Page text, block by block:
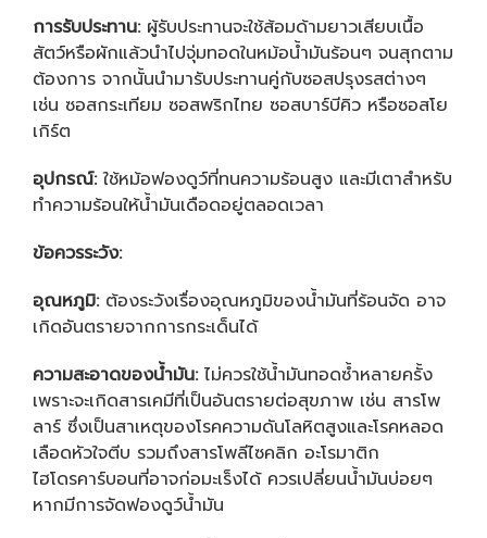
การรับประทาน:ผู้รับประทานจะใช้ส้อมด้ามยาวเสียบเนื้อ
สัตว์หรือผักแล้วนำไปจุ่มทอดในหม้อน้ำมันร้อนๆ จนสุกตาม
ต้องการ จากนั้นนำมารับประทานคู่กับซอสปรุงรสต่างๆ
เช่น ซอสกระเทียม ซอสพริกไทย ซอสบาร์บีคิว หรือซอสโย
เกิร์ต
อุปกรณ์:ใช้หม้อฟองดูว์ที่ทนความร้อนสูง และมีเตาสำหรับ
ทำความร้อนให้น้ำมันเดือดอยู่ตลอดเวลา
ข้อควรระวัง:
อุณหภูมิ:ต้องระวังเรื่องอุณหภูมิของน้ำมันที่ร้อนจัด อาจ
เกิดอันตรายจากการกระเด็นได้
ความสะอาดของน้ำมัน:ไม่ควรใช้น้ำมันทอดซ้ำหลายครั้ง
เพราะจะเกิดสารเคมีที่เป็นอันตรายต่อสุขภาพ เช่น สารโพ
ลาร์ ซึ่งเป็นสาเหตุของโรคความดันโลหิตสูงและโรคหลอด
เลือดหัวใจตีบ รวมถึงสารโพลีไซคลิก อะโรมาติก
ไฮโดรคาร์บอนที่อาจก่อมะเร็งได้ ควรเปลี่ยนน้ำมันบ่อยๆ
หากมีการจัดฟองดูว์น้ำมัน